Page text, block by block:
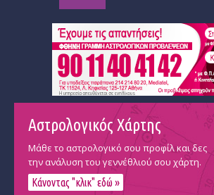
Αστρολογικός Χάρτης
Μάθε το αστρολογικό σου προφίλ και δες
την ανάλυση του γεννέθλιού σου χάρτη.
Κάνοντας "κλικ" εδώ »